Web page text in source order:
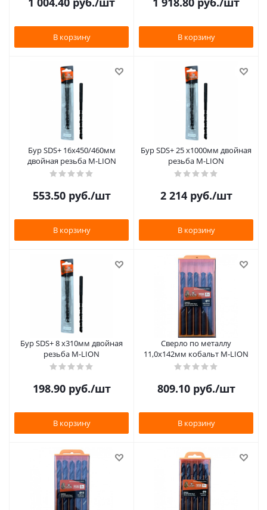
В корзину В корзину
Бур SDS+ 16х450/460мм
двойная резьба M-LION
553.50руб./шт
В корзину
Бур SDS+ 25 х1000мм двойная
резьба M-LION
2 214руб./шт
В корзину
Бур SDS+ 8 х310мм двойная
резьба M-LION
198.90руб./шт
В корзину
Сверло по металлу
11,0х142мм кобальт M-LION
809.10руб./шт
В корзину